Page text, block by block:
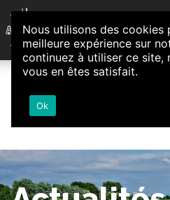
Aller au contenu
Association d'Animation
Loire-Authion
Nous utilisons des cookies
meilleure expérience sur
continuez à utiliser ce site,
vous en êtes satisfait.
Ok